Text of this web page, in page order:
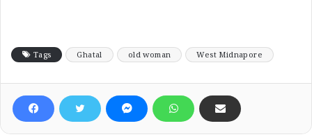
Tags Ghatal old woman West Midnapore